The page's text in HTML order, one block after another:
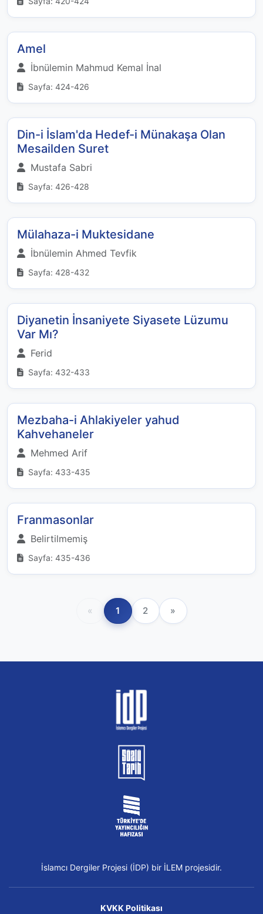
Amel
İbnülemin Mahmud Kemal İnal
Sayfa: 424-426
Din-i İslam'da Hedef-i Münakaşa Olan
Mesailden Suret
Mustafa Sabri
Sayfa: 426-428
Mülahaza-i Muktesidane
İbnülemin Ahmed Tevfik
Sayfa: 428-432
Diyanetin İnsaniyete Siyasete Lüzumu
Var Mı?
Ferid
Sayfa: 432-433
Mezbaha-i Ahlakiyeler yahud
Kahvehaneler
Mehmed Arif
Sayfa: 433-435
Franmasonlar
Belirtilmemiş
Sayfa: 435-436
« 1 2 »
İslamcı Dergiler Projesi (İDP) bir İLEM projesidir.
KVKK Politikası